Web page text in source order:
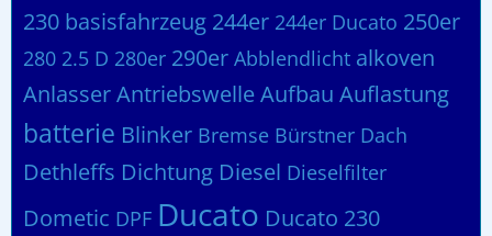
230 basisfahrzeug 244er 244er Ducato 250er
280 2.5 D 280er 290er Abblendlicht alkoven
AnlasserAntriebswelleAufbau Auflastung
batterie Blinker Bremse Bürstner Dach
Dethleffs Dichtung Diesel Dieselfilter
Dometic DPF Ducato Ducato 230